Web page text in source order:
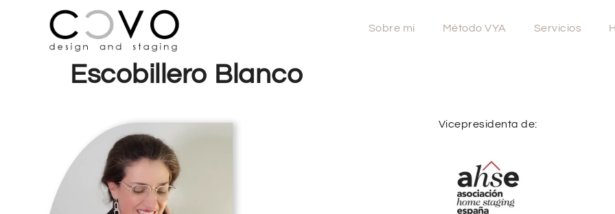
Sobre mi Método VYA Servicios
Escobillero Blanco
Vicepresidenta de: